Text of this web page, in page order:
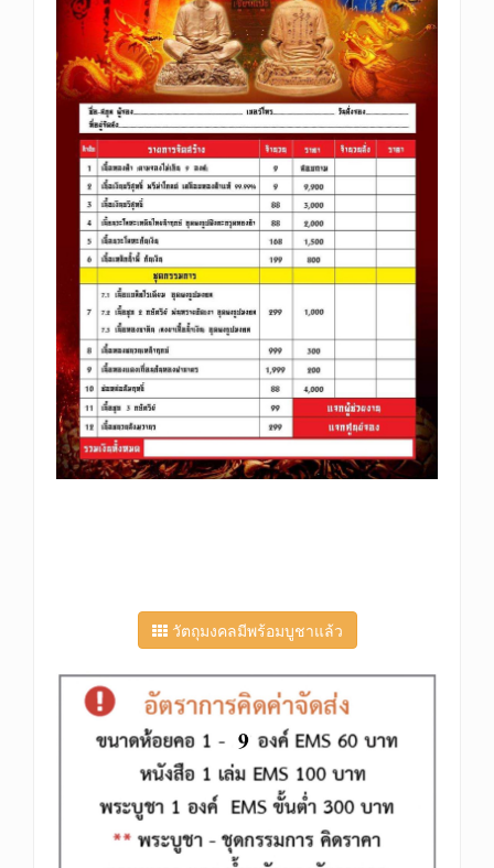
วัตถุมงคลมีพร้อมบูชาแล้ว